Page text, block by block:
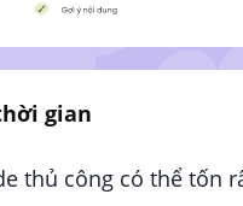
gian
thủ công có thể tốn